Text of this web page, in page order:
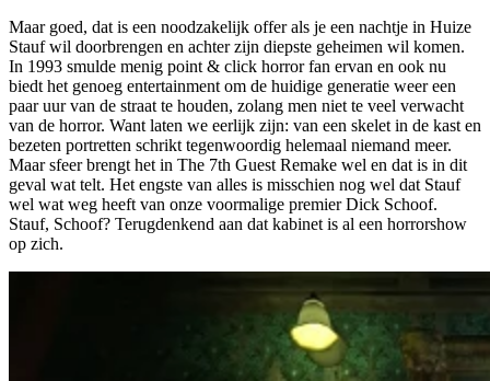
Maar goed, dat is een noodzakelijk offer als je een nachtje in Huize
Stauf wil doorbrengen en achter zijn diepste geheimen wil komen.
In 1993 smulde menig point & click horror fan ervan en ook nu
biedt het genoeg entertainment om de huidige generatie weer een
paar uur van de straat te houden, zolang men niet te veel verwacht
van de horror. Want laten we eerlijk zijn: van een skelet in de kast en
bezeten portretten schrikt tegenwoordig helemaal niemand meer.
Maar sfeer brengt het in The 7th Guest Remake wel en dat is in dit
geval wat telt. Het engste van alles is misschien nog wel dat Stauf
wel wat weg heeft van onze voormalige premier Dick Schoof.
Stauf, Schoof? Terugdenkend aan dat kabinet is al een horrorshow
op zich.